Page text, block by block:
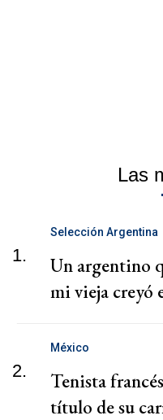
Las
1.
Selección Argentina
Un argentino
mi vieja creyó
2.
México
Tenista
título de su